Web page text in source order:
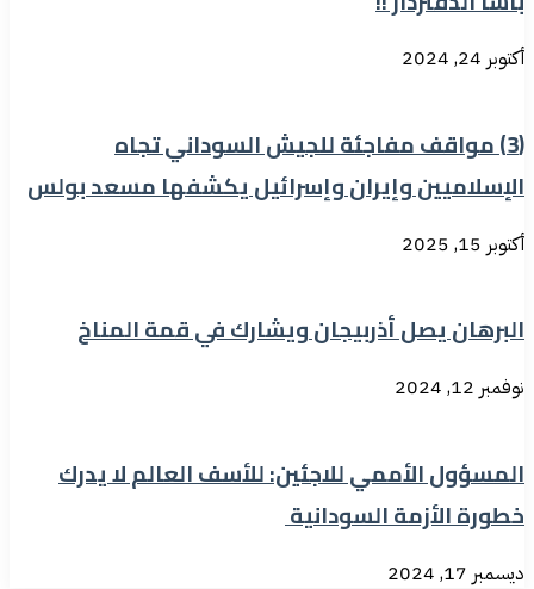
أكتوبر 24, 2024
(3) مواقف مفاجئة للجيش السوداني تجاه
الإسلاميين وإيران وإسرائيل يكشفها مسعد بولس
أكتوبر 15, 2025
البرهان يصل أذربيجان ويشارك في قمة المناخ
نوفمبر 12, 2024
المسؤول الأممي للاجئين: للأسف العالم لا يدرك
خطورة الأزمة السودانية
ديسمبر 17, 2024